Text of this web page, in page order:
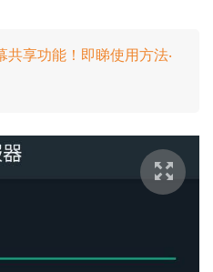
享功能！即睇使用方法‧